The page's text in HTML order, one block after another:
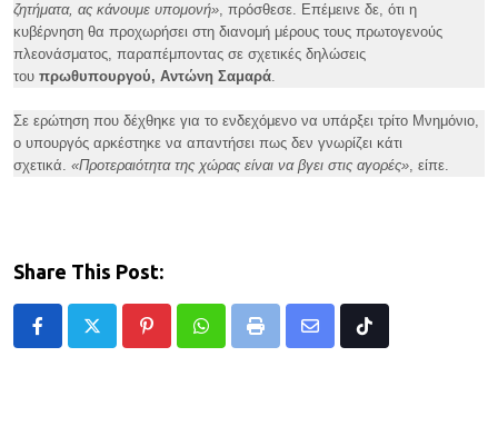
ζητήματα, ας κάνουμε υπομονή», πρόσθεσε. Επέμεινε δε, ότι η
κυβέρνηση θα προχωρήσει στη διανομή μέρους τους πρωτογενούς
πλεονάσματος, παραπέμποντας σε σχετικές δηλώσεις
του πρωθυπουργού, Αντώνη Σαμαρά.
Σε ερώτηση που δέχθηκε για το ενδεχόμενο να υπάρξει τρίτο Μνημόνιο,
ο υπουργός αρκέστηκε να απαντήσει πως δεν γνωρίζει κάτι
σχετικά. «Προτεραιότητα της χώρας είναι να βγει στις αγορές», είπε.
Share This Post:
PinterestWhatsappPrint
Share
Tiktok